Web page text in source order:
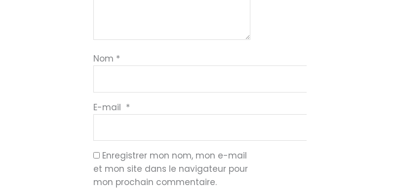
Nom *
E-mail *
Enregistrer mon nom, mon e-mail
et mon site dans le navigateur pour
mon prochain commentaire.